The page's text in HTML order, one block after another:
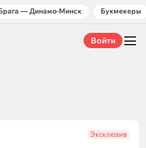
— Динамо-Минск Букмекеры
Войти
Эксклюзив